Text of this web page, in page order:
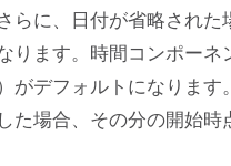
らに、日付が省略された
ります。時間コンポーネ
がデフォルトになります
た場合、その分の開始時